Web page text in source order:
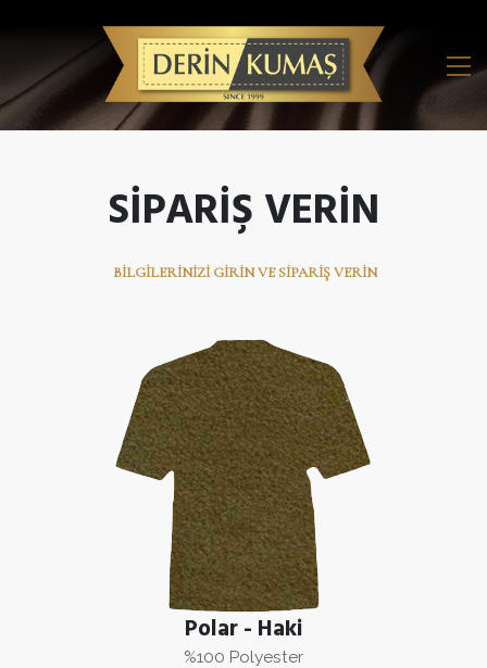
SIPARIŞ VERIN
BILGILERINIZI GIRIN VE SIPARIŞ VERIN
Polar - Haki
%100 Polyester